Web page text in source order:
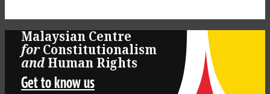
Log
in
Malaysian Centre
forConstitutionalism
andHuman Rights
Get to know us